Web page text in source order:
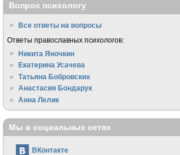
Вопрос психологу
Все ответы на вопросы
Ответы православных психологов:
Никита Яночкин
Екатерина Усачева
Татьяна Бобровских
Анастасия Бондарук
Анна Лелик
Мы в социальных сетях
ВКонтакте